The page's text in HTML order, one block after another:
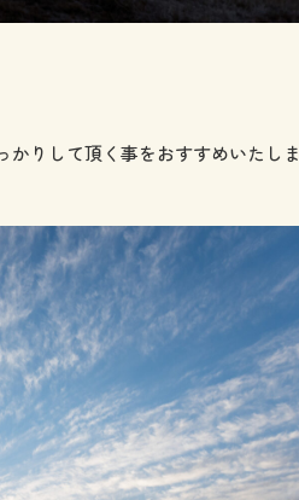
りして頂く事をおすすめいたしま